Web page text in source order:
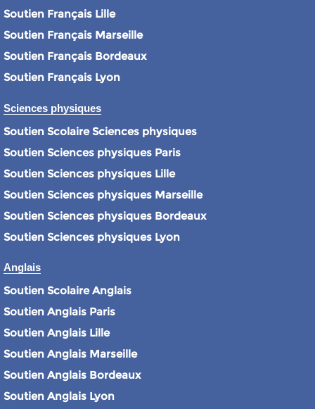
Soutien Français Lille
Soutien Français Marseille
Soutien Français Bordeaux
Soutien Français Lyon
Sciences physiques
Soutien Scolaire Sciences physiques
Soutien Sciences physiques Paris
Soutien Sciences physiques Lille
Soutien Sciences physiques Marseille
Soutien Sciences physiques Bordeaux
Soutien Sciences physiques Lyon
Anglais
Soutien Scolaire Anglais
Soutien Anglais Paris
Soutien Anglais Lille
Soutien Anglais Marseille
Soutien Anglais Bordeaux
Soutien Anglais Lyon